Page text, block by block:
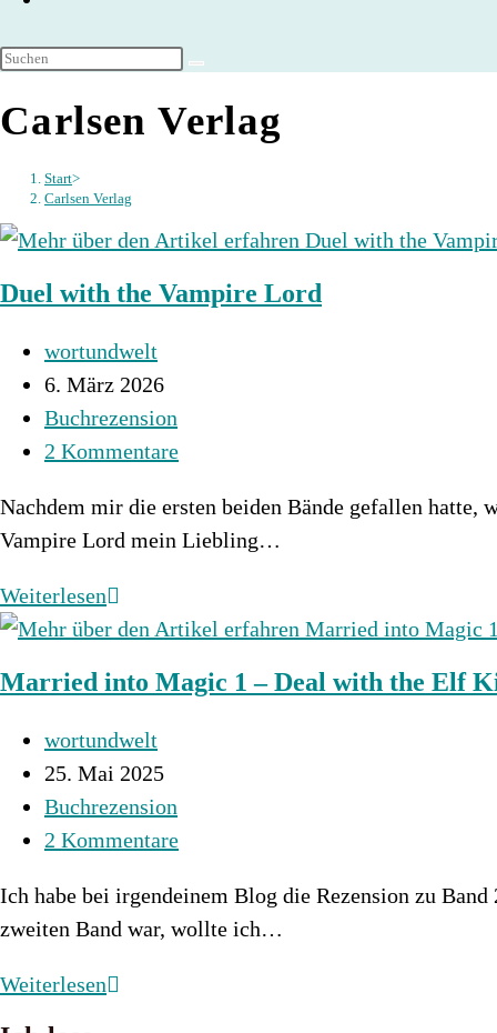
umschalten
Carlsen Verlag
Start>
Carlsen Verlag
Duel with the Vampire Lord
Beitrags-
Autor:
wortundwelt
Beitrag
veröffentlicht:
6. März 2026
Beitrags-
Kategorie:
Buchrezension
Beitrags-
2 Kommentare
Nachdem mir die ersten beiden Bände gefallen
Vampire Lord mein Liebling…
WeiterlesenDuel
with
Vampire
Lord
Married into Magic 1 – Deal with the Elf
Beitrags-
Autor:
wortundwelt
Beitrag
veröffentlicht:
25. Mai 2025
Beitrags-
Kategorie:
Buchrezension
Beitrags-
2 Kommentare
Ich habe bei irgendeinem Blog die Rezension zu
zweiten Band war, wollte ich…
WeiterlesenMarried